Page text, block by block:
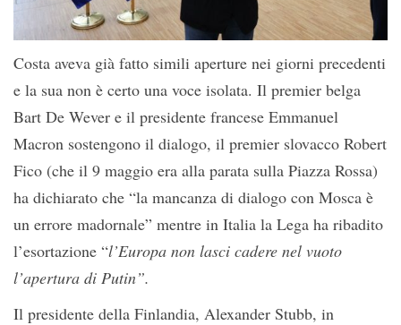
Costa aveva già fatto simili aperture nei giorni precedenti
e la sua non è certo una voce isolata. Il premier belga
Bart De Wever e il presidente francese Emmanuel
Macron sostengono il dialogo, il premier slovacco Robert
Fico (che il 9 maggio era alla parata sulla Piazza Rossa)
ha dichiarato che “la mancanza di dialogo con Mosca è
un errore madornale” mentre in Italia la Lega ha ribadito
l’esortazione “l’Europa non lasci cadere nel vuoto
l’apertura di Putin”.
Il presidente della Finlandia, Alexander Stubb, in